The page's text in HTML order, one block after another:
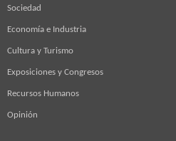
Sociedad
Economía e Industria
Cultura y Turismo
Exposiciones y Congresos
Recursos Humanos
Opinión